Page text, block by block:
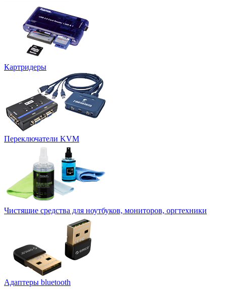
Картридеры
Переключатели KVM
Чистящие средства для ноутбуков, мониторов, оргтехники
Адаптеры bluetooth